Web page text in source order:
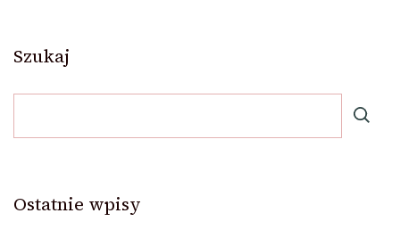
Szukaj
Ostatnie wpisy